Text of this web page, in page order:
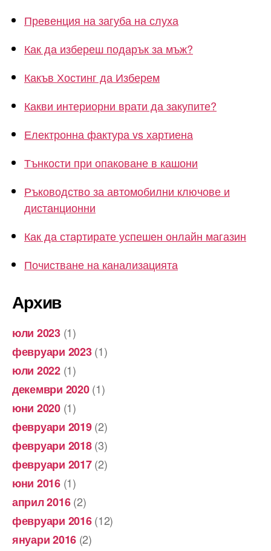
Превенция на загуба на слуха
Как да избереш подарък за мъж?
Какъв Хостинг да Изберем
Какви интериорни врати да закупите?
Електронна фактура vs хартиена
Тънкости при опаковане в кашони
Ръководство за автомобилни ключове и
дистанционни
Как да стартирате успешен онлайн магазин
Почистване на канализацията
Архив
юли 2023(1)
февруари 2023(1)
юли 2022(1)
декември 2020(1)
юни 2020(1)
февруари 2019(2)
февруари 2018(3)
февруари 2017(2)
юни 2016(1)
април 2016(2)
февруари 2016(12)
януари 2016 (2)